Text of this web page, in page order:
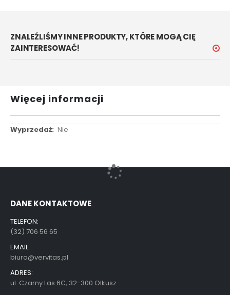
ZNALEŹLIŚMY INNE PRODUKTY, KTÓRE MOGĄ CIĘ
ZAINTERESOWAĆ!
Więcej informacji
Więcej
Nie
DANE KONTAKTOWE
TELEFON:
(32) 706 56 65
EMAIL:
biuro@vervitas.pl
ADRES:
ul. Czarny Las 6C, 32-300 Olkusz